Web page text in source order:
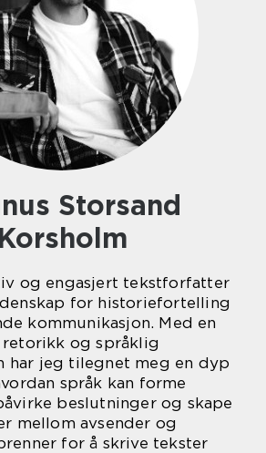
Korsholm
og engasjert tekstforfatter
for historiefortelling
kommunikasjon. Med en
og språklig
har jeg tilegnet meg en dyp
språk kan forme
beslutninger og skape
mellom avsender og
for å skrive tekster